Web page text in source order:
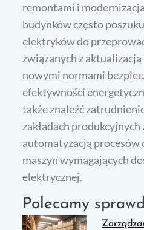
remontami i
budynków często
elektryków do
związanych z
nowymi normami
efektywności
także znaleźć
zakładach
automatyzacją procesów
maszyn wymagających
elektrycznej.
Polecamy